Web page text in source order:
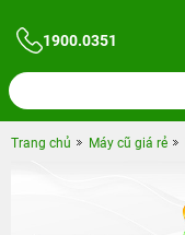
1900.0351
Trang chủ Máy cũ giá rẻ